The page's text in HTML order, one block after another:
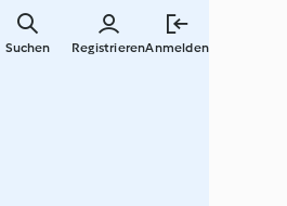
springen
RegistrierenAnmelden
Suchen